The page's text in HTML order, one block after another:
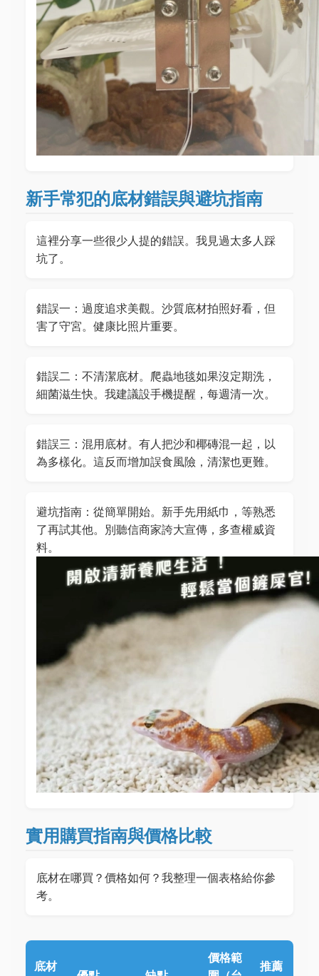
新手常犯的底材錯誤與避坑指南
這裡分享一些很少人提的錯誤。我見過太多人踩
坑了。
錯誤一：過度追求美觀。沙質底材拍照好看，但
害了守宮。健康比照片重要。
錯誤二：不清潔底材。爬蟲地毯如果沒定期洗，
細菌滋生快。我建議設手機提醒，每週清一次。
錯誤三：混用底材。有人把沙和椰磚混一起，以
為多樣化。這反而增加誤食風險，清潔也更難。
避坑指南：從簡單開始。新手先用紙巾，等熟悉
了再試其他。別聽信商家誇大宣傳，多查權威資
料。
實用購買指南與價格比較
底材在哪買？價格如何？我整理一個表格給你參
考。
底材
價格範
推薦